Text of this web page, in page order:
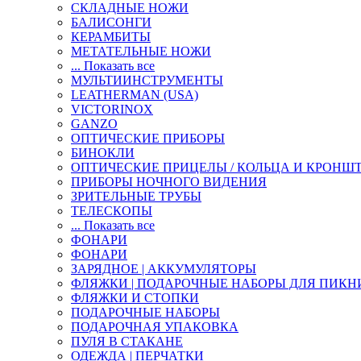
СКЛАДНЫЕ НОЖИ
БАЛИСОНГИ
КЕРАМБИТЫ
МЕТАТЕЛЬНЫЕ НОЖИ
... Показать все
МУЛЬТИИНСТРУМЕНТЫ
LEATHERMAN (USA)
VICTORINOX
GANZO
ОПТИЧЕСКИЕ ПРИБОРЫ
БИНОКЛИ
ОПТИЧЕСКИЕ ПРИЦЕЛЫ / КОЛЬЦА И
ПРИБОРЫ НОЧНОГО ВИДЕНИЯ
ЗРИТЕЛЬНЫЕ ТРУБЫ
ТЕЛЕСКОПЫ
... Показать все
ФОНАРИ
ФОНАРИ
ЗАРЯДНОЕ | АККУМУЛЯТОРЫ
ФЛЯЖКИ | ПОДАРОЧНЫЕ НАБОРЫ ДЛЯ
ФЛЯЖКИ И СТОПКИ
ПОДАРОЧНЫЕ НАБОРЫ
ПОДАРОЧНАЯ УПАКОВКА
ПУЛЯ В СТАКАНЕ
ОДЕЖДА | ПЕРЧАТКИ